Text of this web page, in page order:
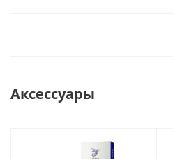
Аксессуары